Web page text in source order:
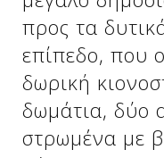
προς τα
επίπεδο, που
δωρική
δωμάτια, δύο
στρωμένα με